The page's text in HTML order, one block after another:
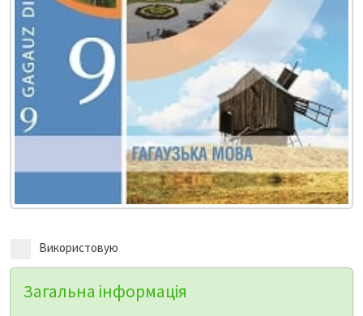
Використовую
Загальна інформація